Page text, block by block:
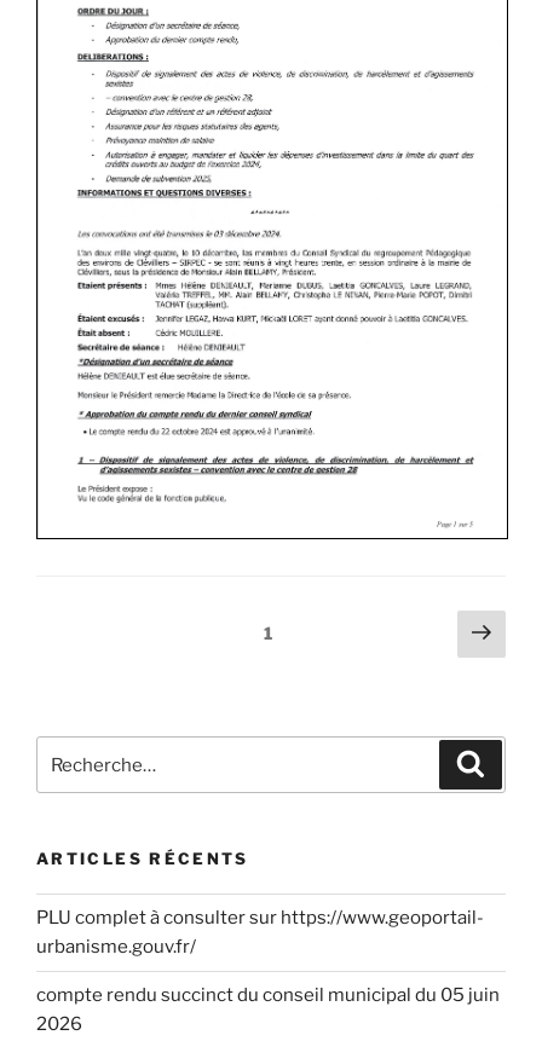
1
ARTICLES RÉCENTS
PLU complet à consulter sur https://www.geoportail-
urbanisme.gouv.fr/
compte rendu succinct du conseil municipal du 05 juin
2026